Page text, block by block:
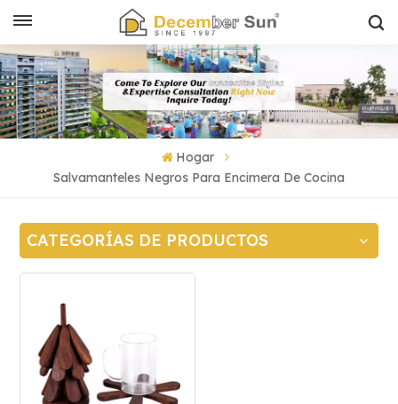
Hogar
Salvamanteles Negros Para Encimera De Cocina
CATEGORÍAS DE PRODUCTOS